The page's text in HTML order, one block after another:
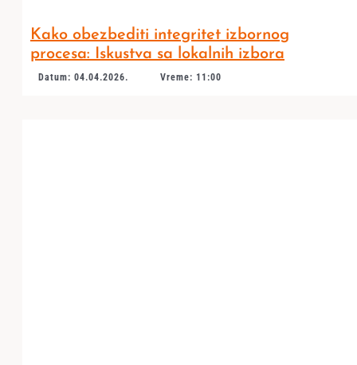
Kako obezbediti integritet izbornog
procesa: Iskustva sa lokalnih izbora
Datum: 04.04.2026. Vreme: 11:00